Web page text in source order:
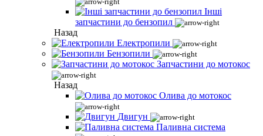
Інші
запчастини до бензопил
Назад
Електропили
Бензопили
Запчастини до мотокос
Назад
Олива до мотокос
Двигун
Паливна система